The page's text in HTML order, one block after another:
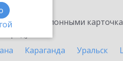
с информационными
Караганда Уральск